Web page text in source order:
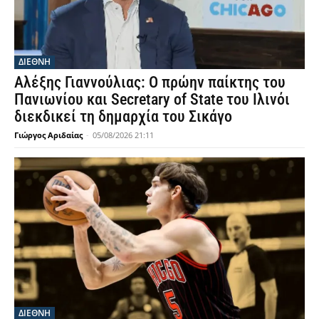
ΔΙΕΘΝΗ
Αλέξης Γιαννούλιας: Ο πρώην παίκτης του
Πανιωνίου και Secretary of State του Ιλινόι
διεκδικεί τη δημαρχία του Σικάγο
Γιώργος Αριδαίας - 05/08/2026 21:11
ΔΙΕΘΝΗ